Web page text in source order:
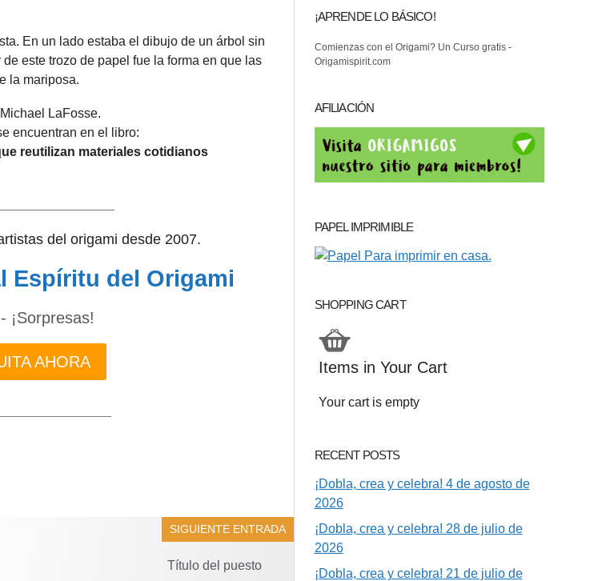
En un lado estaba el dibujo de un árbol sin
este trozo de papel fue la forma en que las
la mariposa.
LaFosse.
encuentran en el libro:
reutilizan materiales cotidianos
del origami desde 2007.
Espíritu del Origami
¡Sorpresas!
AHORA
SIGUIENTE ENTRADA
Título del puesto
¡APRENDE LO BÁSICO!
Comienzas con el Origami? Un Curso gratis -
Origamispirit.com
AFILIACIÓN
PAPEL IMPRIMIBLE
SHOPPING CART
Items in Your Cart
Your cart is empty
RECENT POSTS
¡Dobla, crea y celebra! 4 de agosto de
2026
¡Dobla, crea y celebra! 28 de julio de
2026
¡Dobla, crea y celebra! 21 de julio de